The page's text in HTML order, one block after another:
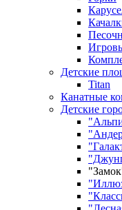
Детские
Titan
Канатные
Детские